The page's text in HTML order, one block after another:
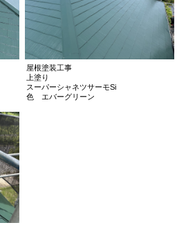
屋根塗装工事
上塗り
スーパーシャネツサーモSi
色 エバーグリーン